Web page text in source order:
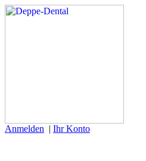
Anmelden | Ihr Konto